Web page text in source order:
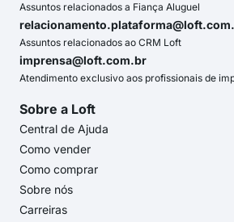
Assuntos relacionados a Fiança Aluguel
Assuntos relacionados ao CRM Loft
imprensa@loft.com.br
Atendimento exclusivo aos profissionais de
Sobre a Loft
Central de Ajuda
Como vender
Como comprar
Sobre nós
Carreiras